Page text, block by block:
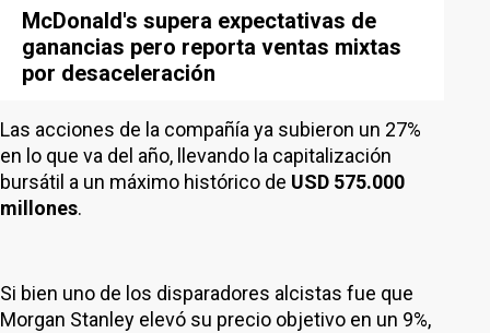
McDonald's supera expectativas de
ganancias pero reporta ventas mixtas
por desaceleración
Las acciones de la compañía ya subieron un 27%
en lo que va del año, llevando la capitalización
bursátil a un máximo histórico de USD 575.000
millones.
Si bien uno de los disparadores alcistas fue que
Morgan Stanley elevó su precio objetivo en un 9%,